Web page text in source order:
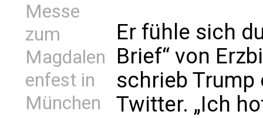
Messe
zum
Magdalen
enfest in
München
Er fühle sich
Brief“ von
schrieb Trump
Twitter. „Ich